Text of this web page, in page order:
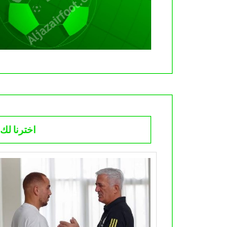
اخترنا لك